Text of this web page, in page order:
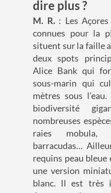
dire plus ?
M. R.: Les Açores
connues pour la
situent sur la faille
deux spots
Alice Bank qui
sous-marin qui
mètres sous
biodiversité
nombreuses
raies mobula,
barracudas…
requins peau bleue
une version
blanc. Il est très